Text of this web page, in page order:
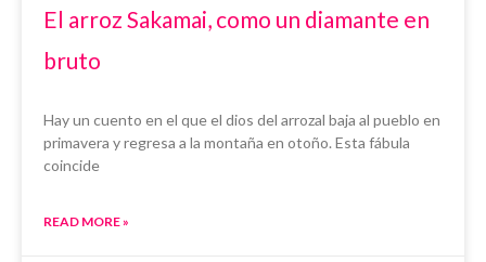
El arroz Sakamai, como un diamante en
bruto
Hay un cuento en el que el dios del arrozal baja al pueblo en
primavera y regresa a la montaña en otoño. Esta fábula
coincide
READ MORE »